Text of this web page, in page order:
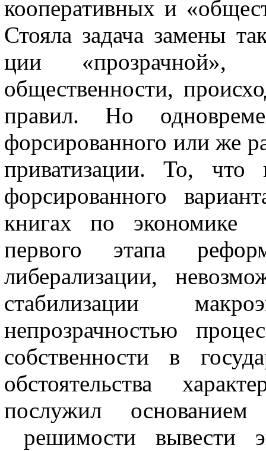
кооперативных и
Стояла задача замены
ции
общественности,
правил. Но
форсированного или же
приватизации. То,
форсированного
книгах по экономике
первого этапа
либерализации,
стабилизации
непрозрач­ностью
собственности в
обстоятельства
послужил
решимости вывес­ти